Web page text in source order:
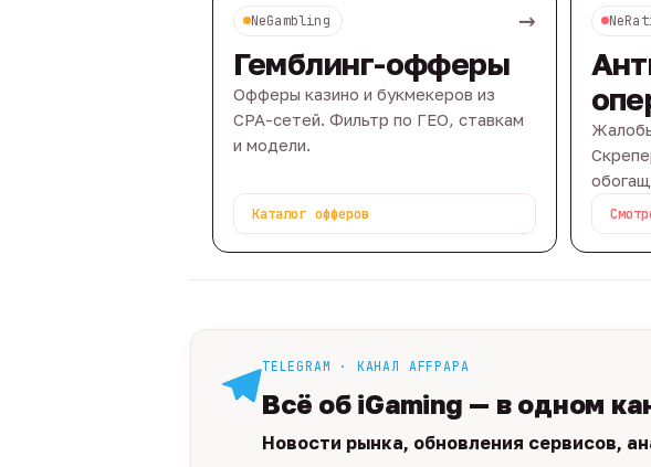
NeGambling →
Гемблинг-офферы
Офферы казино и букмекеров из
CPA-сетей. Фильтр по ГЕО, ставкам
и модели.
Каталог офферов
TELEGRAM · КАНАЛ AFFPAPA
Всё об iGaming — в одном
Новости рынка, обновления сервисов,